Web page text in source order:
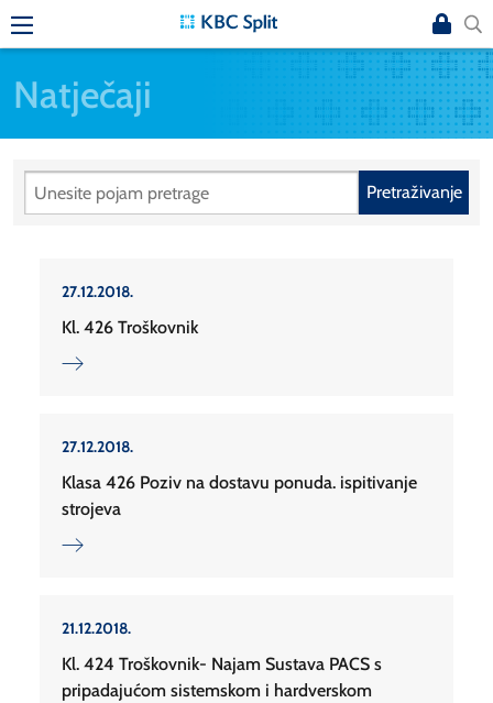
Natječaji
Pretraživanje
27.12.2018.
Kl. 426 Troškovnik
27.12.2018.
Klasa 426 Poziv na dostavu ponuda. ispitivanje
strojeva
21.12.2018.
Kl. 424 Troškovnik- Najam Sustava PACS s
pripadajućom sistemskom i hardverskom